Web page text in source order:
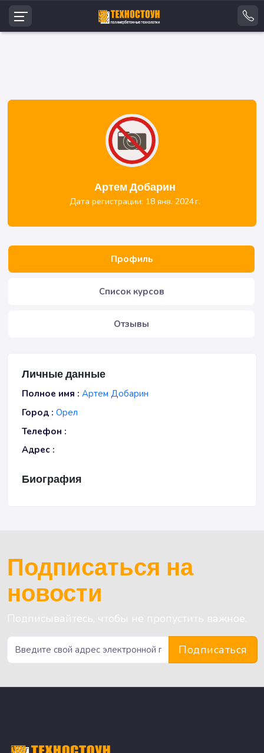
Артем Добарин
Дата регистрации: 18 янв. 2024 г.
Профиль
Список курсов
Отзывы
Личные данные
Полное имя : Артем Добарин
Город : Орел
Телефон :
Адрес :
Биография
Подписаться на
новости
Подписывайтесь, чтобы не пропустить важное.
Подписаться